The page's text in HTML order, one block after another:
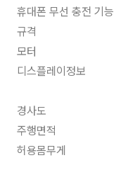
휴대폰 무선 충전 기능
규격
모터
디스플레이정보
경사도
주행면적
허용몸무게